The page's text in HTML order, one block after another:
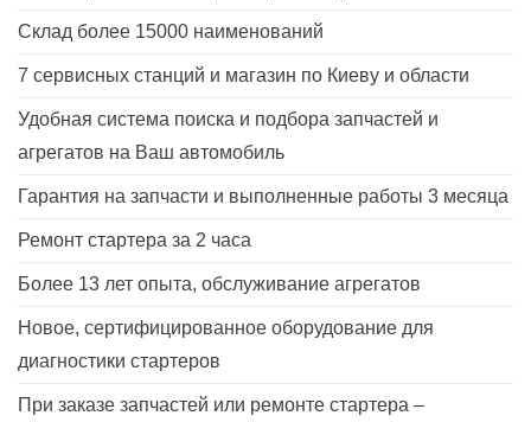
Склад более 15000 наименований
7 сервисных станций и магазин по Киеву и области
Удобная система поиска и подбора запчастей и
агрегатов на Ваш автомобиль
Гарантия на запчасти и выполненные работы 3 месяца
Ремонт стартера за 2 часа
Более 13 лет опыта, обслуживание агрегатов
Новое, сертифицированное оборудование для
диагностики стартеров
При заказе запчастей или ремонте стартера –